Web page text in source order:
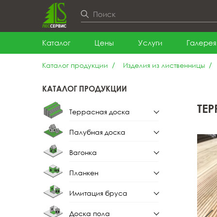
Каталог Цены Услуги Галерея
Каталог продукции Изделия из лиственницы
КАТАЛОГ ПРОДУКЦИИ
Террасная доска
Террасная доска из
лиственницы
Палубная доска
Палубная доска из
лиственницы
Вагонка
Вагонка штиль
лиственницы
Планкен
Планкен прямой
Имитация бруса
Доска пола